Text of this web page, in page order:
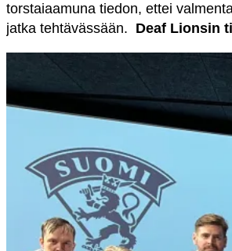
torstaiaamuna tiedon, ettei
jatka tehtävässään. Deaf Lionsin